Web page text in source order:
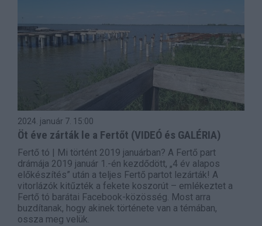
2024. január 7. 15:00
Öt éve zárták le a Fertőt (VIDEÓ és GALÉRIA)
Fertő tó | Mi történt 2019 januárban? A Fertő part
drámája 2019 január 1.-én kezdődött, „4 év alapos
előkészítés” után a teljes Fertő partot lezárták! A
vitorlázók kitűzték a fekete koszorút – emlékeztet a
Fertő tó barátai Facebook-közösség. Most arra
buzdítanak, hogy akinek története van a témában,
ossza meg velük.